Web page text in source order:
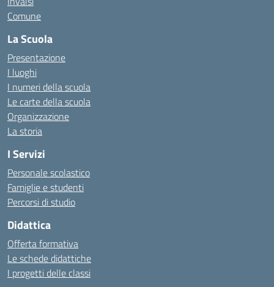
Comune
La Scuola
Presentazione
I luoghi
I numeri della scuola
Le carte della scuola
Organizzazione
La storia
I Servizi
Personale scolastico
Famiglie e studenti
Percorsi di studio
Didattica
Offerta formativa
Le schede didattiche
I progetti delle classi